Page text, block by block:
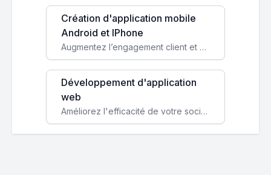
Création d'application mobile
Android et IPhone
Augmentez l’engagement client et simplifiez vos processus avec une application mobile sur mesure, disponible sur iOS et Android.
Développement d'application
web
Améliorez l'efficacité de votre société avec une application web personnalisée accessible partout et tout le temps.